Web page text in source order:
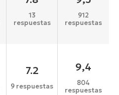
13
respuestas
912
respuestas
7.2
9 respuestas
9,4
804
respuestas